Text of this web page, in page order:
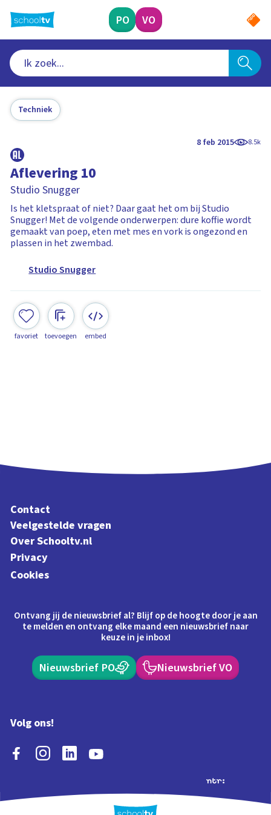
naar
hoofdinhoud
PO VO
Techniek
8 feb 2015 8.5k
Aflevering 10
Studio Snugger
Is het kletspraat of niet? Daar gaat het om bij Studio
Snugger! Met de volgende onderwerpen: dure koffie wordt
gemaakt van poep, eten met mes en vork is ongezond en
plassen in het zwembad.
Studio Snugger
favoriet toevoegen embed
Contact
Veelgestelde vragen
Over Schooltv.nl
Privacy
Cookies
Ontvang jij de nieuwsbrief al? Blijf op de hoogte door je aan
te melden en ontvang elke maand een nieuwsbrief naar
keuze in je inbox!
Nieuwsbrief PO Nieuwsbrief VO
Volg ons!